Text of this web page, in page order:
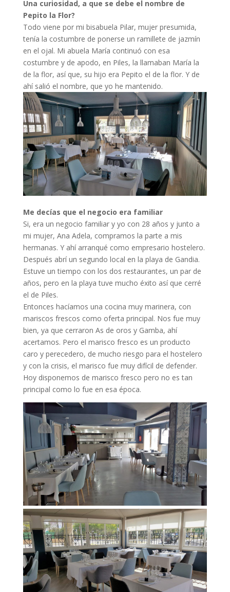
Una curiosidad, a que se debe el nombre de
Pepito la Flor?
Todo viene por mi bisabuela Pilar, mujer presumida,
tenía la costumbre de ponerse un ramillete de jazmín
en el ojal. Mi abuela María continuó con esa
costumbre y de apodo, en Piles, la llamaban María la
de la flor, así que, su hijo era Pepito el de la flor. Y de
ahí salió el nombre, que yo he mantenido.
Me decías que el negocio era familiar
Si, era un negocio familiar y yo con 28 años y junto a
mi mujer, Ana Adela, compramos la parte a mis
hermanas. Y ahí arranqué como empresario hostelero.
Después abrí un segundo local en la playa de Gandia.
Estuve un tiempo con los dos restaurantes, un par de
años, pero en la playa tuve mucho éxito así que cerré
el de Piles.
Entonces hacíamos una cocina muy marinera, con
mariscos frescos como oferta principal. Nos fue muy
bien, ya que cerraron As de oros y Gamba, ahí
acertamos. Pero el marisco fresco es un producto
caro y perecedero, de mucho riesgo para el hostelero
y con la crisis, el marisco fue muy difícil de defender.
Hoy disponemos de marisco fresco pero no es tan
principal como lo fue en esa época.